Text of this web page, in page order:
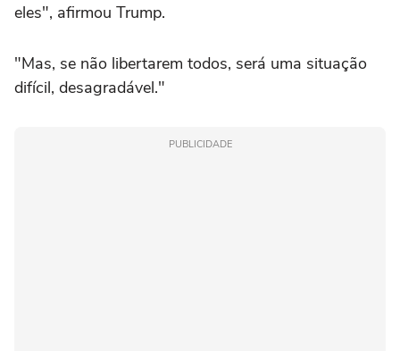
eles", afirmou Trump.
"Mas, se não libertarem todos, será uma situação
difícil, desagradável."
PUBLICIDADE